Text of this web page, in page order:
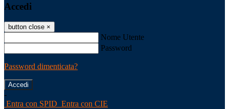
Accedi
button close ×
Nome Utente
Password
Password dimenticata?
-
Entra con SPID Entra con CIE